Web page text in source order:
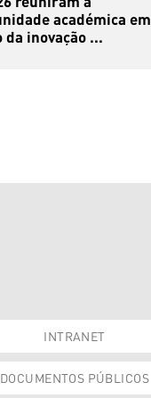
académica em
inovação ...
INTRANET
DOCUMENTOS PÚBLICOS